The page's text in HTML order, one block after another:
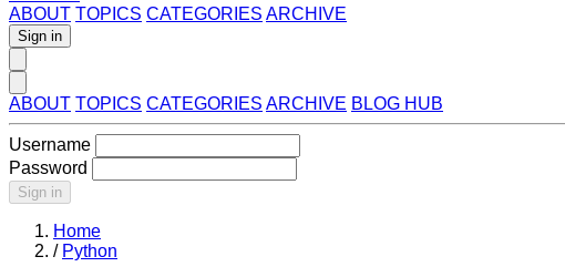
ABOUT TOPICS CATEGORIES ARCHIVE
Sign in
ABOUT TOPICS CATEGORIES ARCHIVE BLOG HUB
Username
Password
Sign in
Home
/ Python